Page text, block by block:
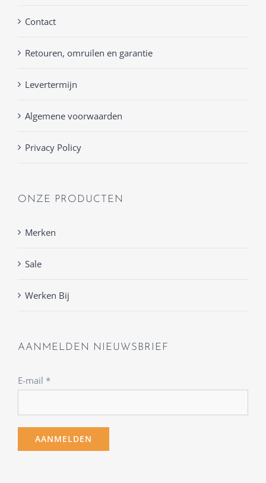
Contact
Retouren, omruilen en garantie
Levertermijn
Algemene voorwaarden
Privacy Policy
ONZE PRODUCTEN
Merken
Sale
Werken Bij
AANMELDEN NIEUWSBRIEF
E-mail *